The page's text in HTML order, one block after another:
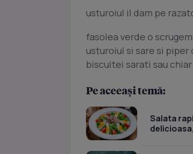
usturoiul il dam pe
fasolea verde o
usturoiul si sare si piper
biscuitei sarati sau
Pe aceeași temă:
Salata